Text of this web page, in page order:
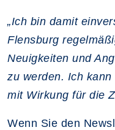
„Ich bin damit
Flensburg
Neuigkeiten und
zu werden. Ich
mit Wirkung für die
Wenn Sie den